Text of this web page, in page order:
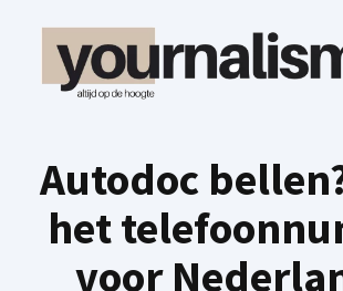
Autodoc
het
voor